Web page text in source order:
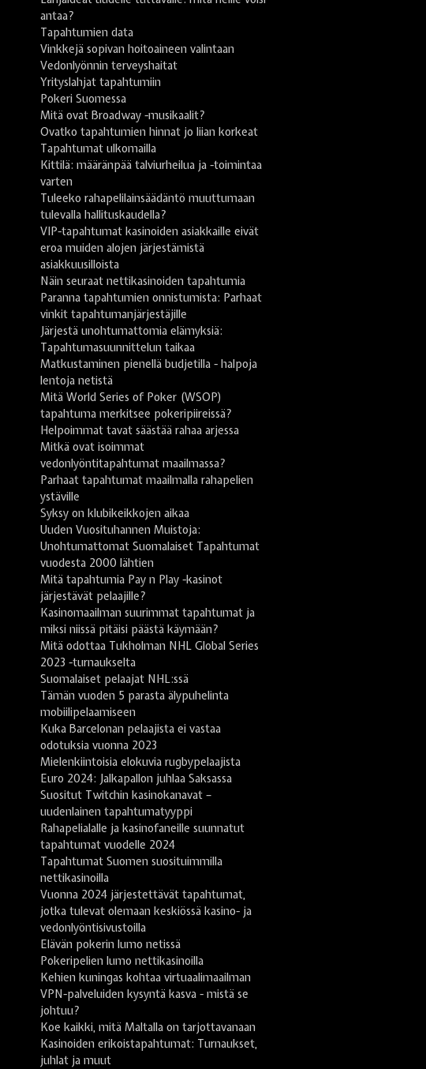
antaa?
Tapahtumien data
Vinkkejä sopivan hoitoaineen valintaan
Vedonlyönnin terveyshaitat
Yrityslahjat tapahtumiin
Pokeri Suomessa
Mitä ovat Broadway -musikaalit?
Ovatko tapahtumien hinnat jo liian korkeat
Tapahtumat ulkomailla
Kittilä: määränpää talviurheilua ja -toimintaa
varten
Tuleeko rahapelilainsäädäntö muuttumaan
tulevalla hallituskaudella?
VIP-tapahtumat kasinoiden asiakkaille eivät
eroa muiden alojen järjestämistä
asiakkuusilloista
Näin seuraat nettikasinoiden tapahtumia
Paranna tapahtumien onnistumista: Parhaat
vinkit tapahtumanjärjestäjille
Järjestä unohtumattomia elämyksiä:
Tapahtumasuunnittelun taikaa
Matkustaminen pienellä budjetilla - halpoja
lentoja netistä
Mitä World Series of Poker (WSOP)
tapahtuma merkitsee pokeripiireissä?
Helpoimmat tavat säästää rahaa arjessa
Mitkä ovat isoimmat
vedonlyöntitapahtumat maailmassa?
Parhaat tapahtumat maailmalla rahapelien
ystäville
Syksy on klubikeikkojen aikaa
Uuden Vuosituhannen Muistoja:
Unohtumattomat Suomalaiset Tapahtumat
vuodesta 2000 lähtien
Mitä tapahtumia Pay n Play -kasinot
järjestävät pelaajille?
Kasinomaailman suurimmat tapahtumat ja
miksi niissä pitäisi päästä käymään?
Mitä odottaa Tukholman NHL Global Series
2023 -turnaukselta
Suomalaiset pelaajat NHL:ssä
Tämän vuoden 5 parasta älypuhelinta
mobiilipelaamiseen
Kuka Barcelonan pelaajista ei vastaa
odotuksia vuonna 2023
Mielenkiintoisia elokuvia rugbypelaajista
Euro 2024: Jalkapallon juhlaa Saksassa
Suositut Twitchin kasinokanavat –
uudenlainen tapahtumatyyppi
Rahapelialalle ja kasinofaneille suunnatut
tapahtumat vuodelle 2024
Tapahtumat Suomen suosituimmilla
nettikasinoilla
Vuonna 2024 järjestettävät tapahtumat,
jotka tulevat olemaan keskiössä kasino- ja
vedonlyöntisivustoilla
Elävän pokerin lumo netissä
Pokeripelien lumo nettikasinoilla
Kehien kuningas kohtaa virtuaalimaailman
VPN-palveluiden kysyntä kasva - mistä se
johtuu?
Koe kaikki, mitä Maltalla on tarjottavanaan
Kasinoiden erikoistapahtumat: Turnaukset,
juhlat ja muut